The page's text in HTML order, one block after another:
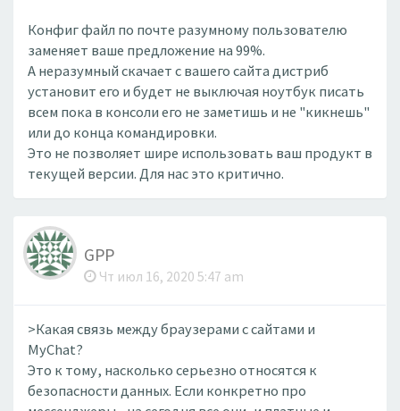
Конфиг файл по почте разумному пользователю
заменяет ваше предложение на 99%.
А неразумный скачает с вашего сайта дистриб
установит его и будет не выключая ноутбук писать
всем пока в консоли его не заметишь и не "кикнешь"
или до конца командировки.
Это не позволяет шире использовать ваш продукт в
текущей версии. Для нас это критично.
GPP
Чт июл 16, 2020 5:47 am
>Какая связь между браузерами с сайтами и
MyChat?
Это к тому, насколько серьезно относятся к
безопасности данных. Если конкретно про